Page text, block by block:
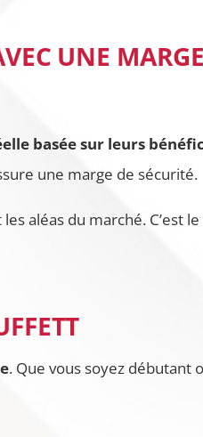
UNE MARGE
basée sur leurs
une marge de sécurité.
aléas du marché. C’est
. Que vous soyez débutant